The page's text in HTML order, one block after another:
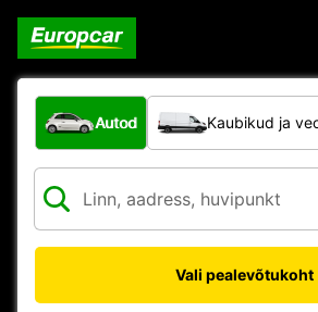
Mis tüüpi sõiduk?
Autod Kaubikud ja
Vali pealevõtukoht